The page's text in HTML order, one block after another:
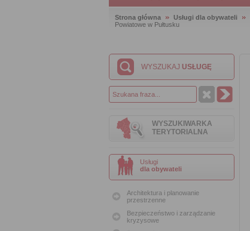
Strona główna Usługi dla obywateli
Powiatowe w Pułtusku
WYSZUKAJ USŁUGĘ
WYSZUKIWARKA
TERYTORIALNA
Usługi
dla obywateli
Architektura i planowanie
przestrzenne
Bezpieczeństwo i zarządzanie
kryzysowe